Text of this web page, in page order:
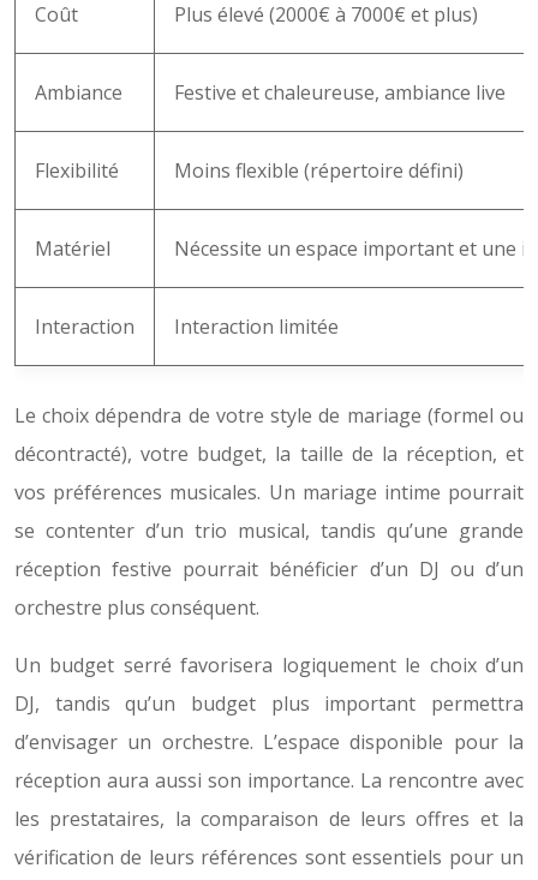
Coût Plus élevé (2000€ à 7000€ et plus)
Ambiance Festive et chaleureuse, ambiance live
Flexibilité Moins flexible (répertoire défini)
Matériel Nécessite un espace important et une
Interaction Interaction limitée
Le choix dépendra de votre style de mariage (formel ou
décontracté), votre budget, la taille de la réception, et
vos préférences musicales. Un mariage intime pourrait
se contenter d’un trio musical, tandis qu’une grande
réception festive pourrait bénéficier d’un DJ ou d’un
orchestre plus conséquent.
Un budget serré favorisera logiquement le choix d’un
DJ, tandis qu’un budget plus important permettra
d’envisager un orchestre. L’espace disponible pour la
réception aura aussi son importance. La rencontre avec
les prestataires, la comparaison de leurs offres et la
vérification de leurs références sont essentiels pour un